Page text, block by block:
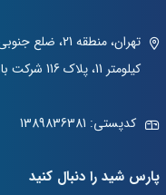
تهران، منطقه
کیلومتر 11، پلاک 116 شرکت بازرگانی پارس شید
کدپستی: 1389836381
پارس شید را دنبال کنید